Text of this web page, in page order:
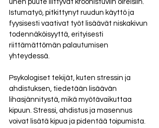
unen puute liittyvät kroonistuviin oireisiin.
Istumatyö, pitkittynyt ruudun käyttö ja
fyysisesti vaativat työt lisäävät niskakivun
todennäköisyyttä, erityisesti
riittämättömän palautumisen
yhteydessä.
Psykologiset tekijät, kuten stressin ja
ahdistuksen, tiedetään lisäävän
lihasjännitystä, mikä myötävaikuttaa
kipuun. Stressi, ahdistus ja masennus
voivat lisätä kipua ja pidentää toipumista.